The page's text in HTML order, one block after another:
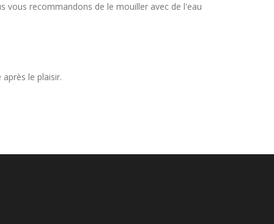
vous recommandons de le mouiller avec de l'eau
le plaisir.